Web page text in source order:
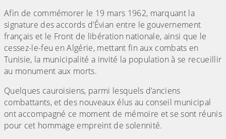
Afin de commémorer le 19 mars 1962, marquant la
signature des accords d’Évian entre le gouvernement
français et le Front de libération nationale, ainsi que le
cessez-le-feu en Algérie, mettant fin aux combats en
Tunisie, la municipalité a invité la population à se recueillir
au monument aux morts.
Quelques cauroisiens, parmi lesquels d’anciens
combattants, et des nouveaux élus au conseil municipal
ont accompagné ce moment de mémoire et se sont réunis
pour cet hommage empreint de solennité.